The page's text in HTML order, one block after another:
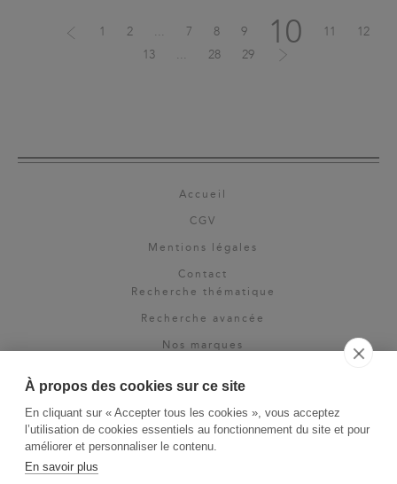
À propos des cookies sur ce site
En cliquant sur « Accepter tous les cookies », vous acceptez
l’utilisation de cookies essentiels au fonctionnement du site et pour
améliorer et personnaliser le contenu.
En savoir plus
1 2 ... 7 8 9 10 11
12
13
... 28 29
Accueil
CGV
Mentions légales
Contact
Recherche thématique
Recherche avancée
Nos marques
Espace pro
Newsletter
La Vie des Classiques